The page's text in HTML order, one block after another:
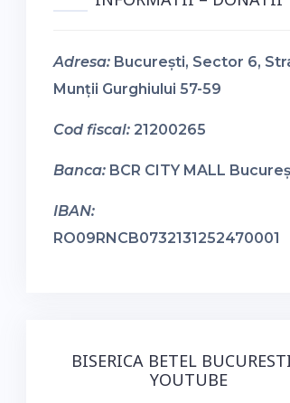
Adresa: București, Sector 6,
Munții Gurghiului 57-59
Cod fiscal: 21200265
Banca: BCR CITY MALL
IBAN:
RO09RNCB0732131252470001
BISERICA BETEL
YOUTUBE